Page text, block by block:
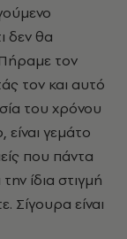
δεν θα
τον
τον και αυτό
του χρόνου
γεμάτο
που πάντα
ίδια στιγμή
Σίγουρα είναι